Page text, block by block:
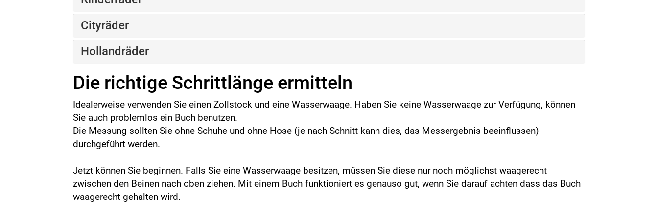
Cityräder
Hollandräder
Die richtige Schrittlänge ermitteln
Idealerweise verwenden Sie einen Zollstock und eine Wasserwaage. Haben Sie keine Wasserwaage zur Verfügung, können
Sie auch problemlos ein Buch benutzen.
Die Messung sollten Sie ohne Schuhe und ohne Hose (je nach Schnitt kann dies, das Messergebnis beeinflussen)
durchgeführt werden.
Jetzt können Sie beginnen. Falls Sie eine Wasserwaage besitzen, müssen Sie diese nur noch möglichst waagerecht
zwischen den Beinen nach oben ziehen. Mit einem Buch funktioniert es genauso gut, wenn Sie darauf achten dass das Buch
waagerecht gehalten wird.